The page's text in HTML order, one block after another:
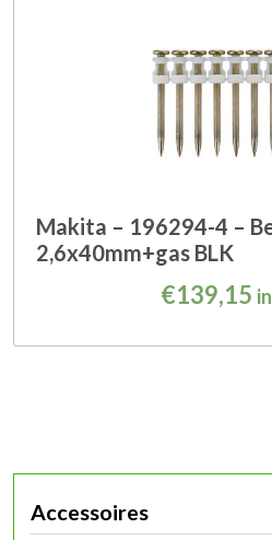
Makita – 196294-4 –
2,6x40mm+gas BLK
€139,15
Accessoires